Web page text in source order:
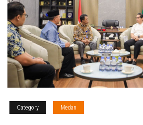
Category Medan